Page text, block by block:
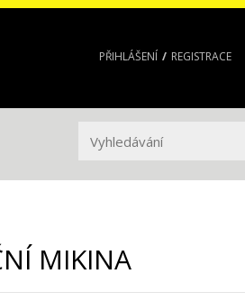
PŘIHLÁŠENÍ REGISTRACE
MIKINA